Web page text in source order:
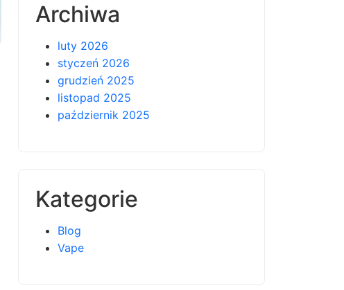
Archiwa
luty 2026
styczeń 2026
grudzień 2025
listopad 2025
październik 2025
Kategorie
Blog
Vape